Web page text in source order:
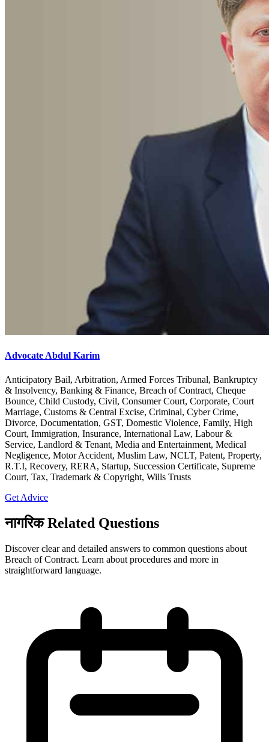
Advocate Abdul Karim
Anticipatory Bail, Arbitration, Armed Forces Tribunal, Bankruptcy
& Insolvency, Banking & Finance, Breach of Contract, Cheque
Bounce, Child Custody, Civil, Consumer Court, Corporate, Court
Marriage, Customs & Central Excise, Criminal, Cyber Crime,
Divorce, Documentation, GST, Domestic Violence, Family, High
Court, Immigration, Insurance, International Law, Labour &
Service, Landlord & Tenant, Media and Entertainment, Medical
Negligence, Motor Accident, Muslim Law, NCLT, Patent, Property,
R.T.I, Recovery, RERA, Startup, Succession Certificate, Supreme
Court, Tax, Trademark & Copyright, Wills Trusts
Get Advice
नागरिक Related Questions
Discover clear and detailed answers to common questions about
Breach of Contract. Learn about procedures and more in
straightforward language.